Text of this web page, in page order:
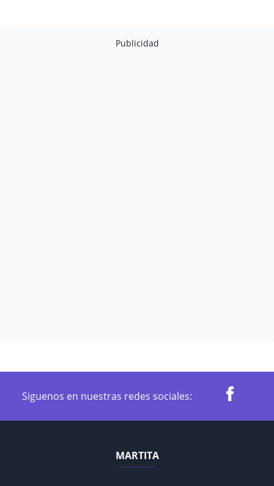
Publicidad
Siguenos en nuestras redes sociales:
MARTITA